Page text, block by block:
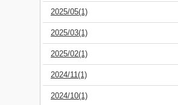
2025/05(1)
2025/03(1)
2025/02(1)
2024/11(1)
2024/10(1)